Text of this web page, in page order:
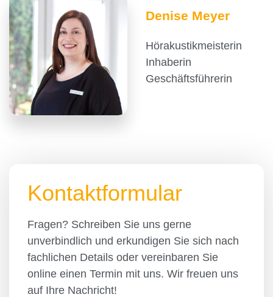
Denise Meyer
Hörakustikmeisterin
Inhaberin
Geschäftsführerin
Kontaktformular
Fragen? Schreiben Sie uns gerne
unverbindlich und erkundigen Sie sich nach
fachlichen Details oder vereinbaren Sie
online einen Termin mit uns. Wir freuen uns
auf Ihre Nachricht!